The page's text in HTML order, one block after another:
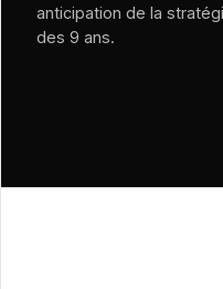
anticipation de la
des 9 ans.